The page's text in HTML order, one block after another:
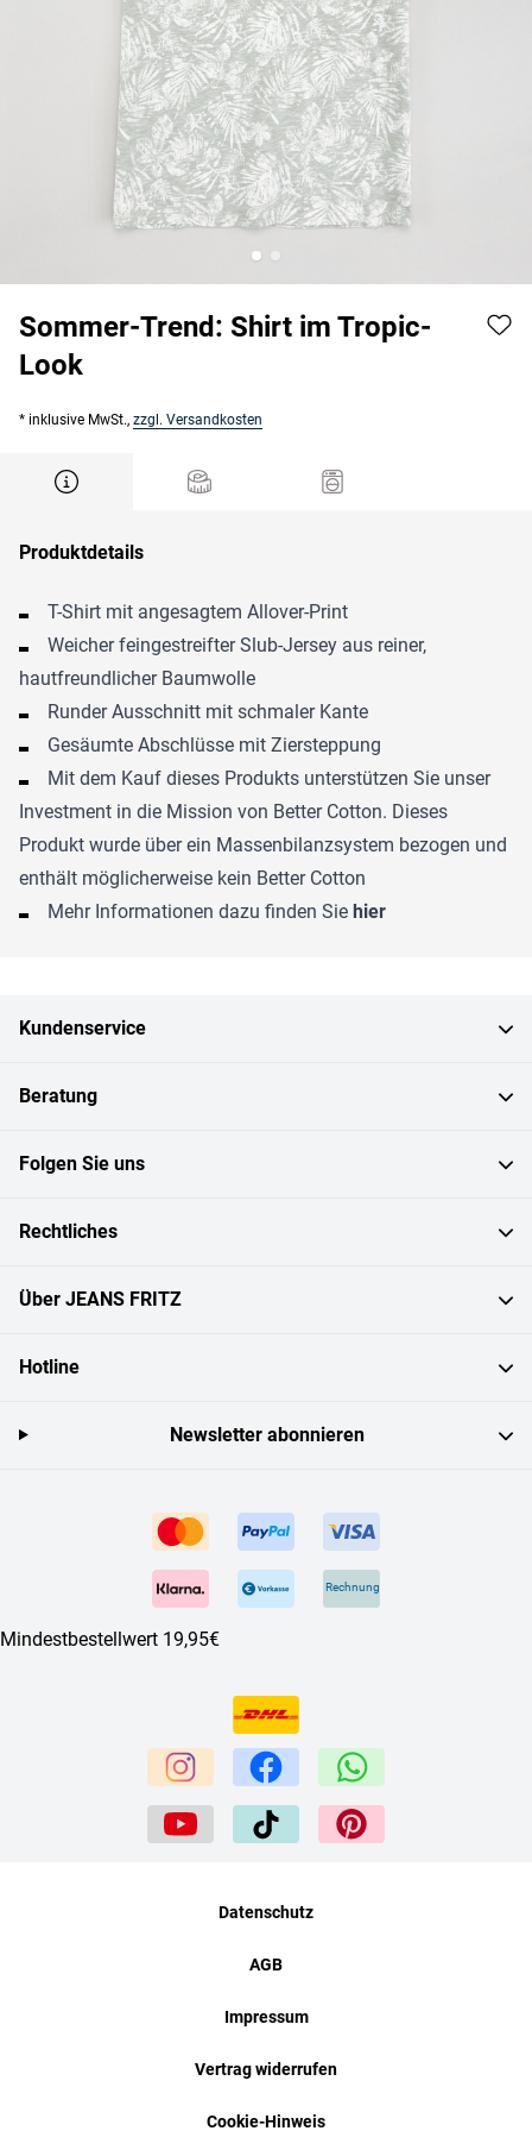
Sommer-Trend: Shirt im Tropic-
Look
* inklusive MwSt., zzgl. Versandkosten
Produktdetails
T-Shirt mit angesagtem Allover-Print
Weicher feingestreifter Slub-Jersey aus reiner,
hautfreundlicher Baumwolle
Runder Ausschnitt mit schmaler Kante
Gesäumte Abschlüsse mit Ziersteppung
Mit dem Kauf dieses Produkts unterstützen Sie unser
Investment in die Mission von Better Cotton. Dieses
Produkt wurde über ein Massenbilanzsystem bezogen und
enthält möglicherweise kein Better Cotton
Mehr Informationen dazu finden Sie hier
Kundenservice
Beratung
Folgen Sie uns
Rechtliches
Über JEANS FRITZ
Hotline
Rechnung
Mindestbestellwert 19,95€
Newsletter abonnieren
Datenschutz
AGB
Impressum
Vertrag widerrufen
Cookie-Hinweis